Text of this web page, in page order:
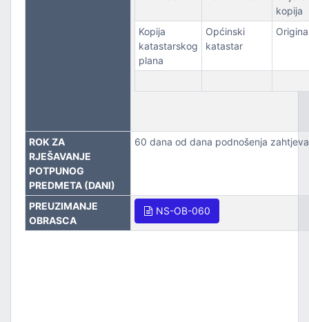
kopija
Kopija
katastarskog
plana
Općinski
katastar
ROK ZA
RJEŠAVANJE
POTPUNOG
PREDMETA (DANI)
60 dana od dana podnošenja zahtjeva
PREUZIMANJE
OBRASCA
NS-OB-060